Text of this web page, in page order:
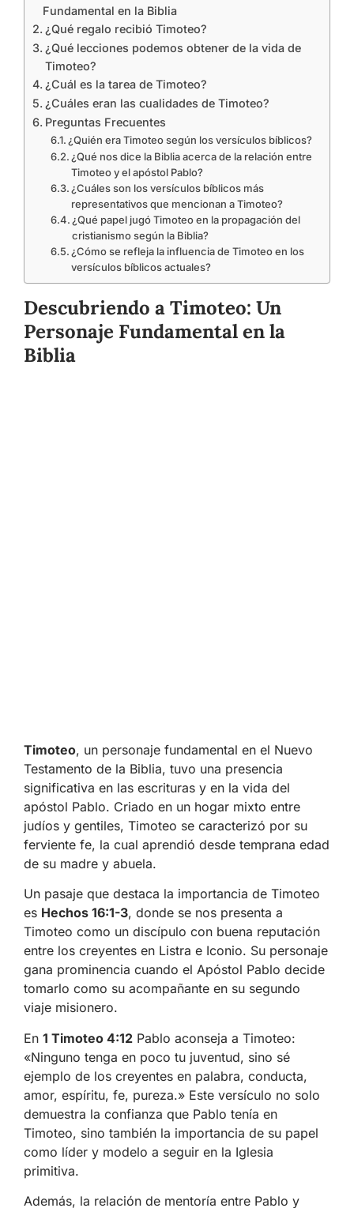
Fundamental en la Biblia
¿Qué regalo recibió Timoteo?
¿Qué lecciones podemos obtener de la vida de
Timoteo?
¿Cuál es la tarea de Timoteo?
¿Cuáles eran las cualidades de Timoteo?
Preguntas Frecuentes
¿Quién era Timoteo según los versículos bíblicos?
¿Qué nos dice la Biblia acerca de la relación entre
Timoteo y el apóstol Pablo?
¿Cuáles son los versículos bíblicos más
representativos que mencionan a Timoteo?
¿Qué papel jugó Timoteo en la propagación del
cristianismo según la Biblia?
¿Cómo se refleja la influencia de Timoteo en los
versículos bíblicos actuales?
Descubriendo a Timoteo: Un
Personaje Fundamental en la
Biblia
Timoteo, un personaje fundamental en el Nuevo
Testamento de la Biblia, tuvo una presencia
significativa en las escrituras y en la vida del
apóstol Pablo. Criado en un hogar mixto entre
judíos y gentiles, Timoteo se caracterizó por su
ferviente fe, la cual aprendió desde temprana edad
de su madre y abuela.
Un pasaje que destaca la importancia de Timoteo
es Hechos 16:1-3, donde se nos presenta a
Timoteo como un discípulo con buena reputación
entre los creyentes en Listra e Iconio. Su personaje
gana prominencia cuando el Apóstol Pablo decide
tomarlo como su acompañante en su segundo
viaje misionero.
En 1 Timoteo 4:12 Pablo aconseja a Timoteo:
«Ninguno tenga en poco tu juventud, sino sé
ejemplo de los creyentes en palabra, conducta,
amor, espíritu, fe, pureza.» Este versículo no solo
demuestra la confianza que Pablo tenía en
Timoteo, sino también la importancia de su papel
como líder y modelo a seguir en la Iglesia
primitiva.
Además, la relación de mentoría entre Pablo y